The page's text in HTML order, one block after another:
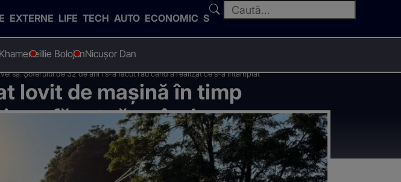
EXTERNE LIFE TECH AUTO ECONOMIC SPORT
Ilie BolojanNicușor Dan
Șoferului de 32 de ani i s-a făcut rău când a realizat ce s-a întâmplat
lovit de mașină în timp
s-a făcut rău când a